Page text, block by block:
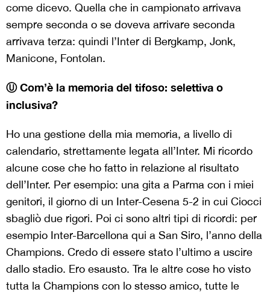
come dicevo. Quella che in campionato arrivava
sempre seconda o se doveva arrivare seconda
arrivava terza: quindi l’Inter di Bergkamp, Jonk,
Manicone, Fontolan.
Ⓤ Com’è la memoria del tifoso: selettiva o
inclusiva?
Ho una gestione della mia memoria, a livello di
calendario, strettamente legata all’Inter. Mi ricordo
alcune cose che ho fatto in relazione al risultato
dell’Inter. Per esempio: una gita a Parma con i miei
genitori, il giorno di un Inter-Cesena 5-2 in cui Ciocci
sbagliò due rigori. Poi ci sono altri tipi di ricordi: per
esempio Inter-Barcellona qui a San Siro, l’anno della
Champions. Credo di essere stato l’ultimo a uscire
dallo stadio. Ero esausto. Tra le altre cose ho visto
tutta la Champions con lo stesso amico, tutte le